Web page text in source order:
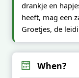
drankje en
heeft, mag een
Groetjes, de
When?